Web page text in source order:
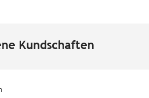
Kundschaften